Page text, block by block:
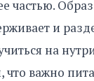
частью.
и
на
важно